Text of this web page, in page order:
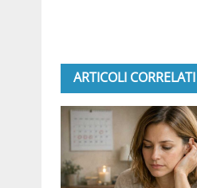
ARTICOLI CORRELATI